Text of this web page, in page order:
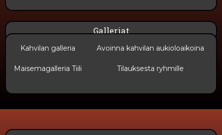
Galleriat
Kahvilan galleria Avoinna kahvilan aukioloaikoina
Maisemagalleria Tiili Tilauksesta ryhmille